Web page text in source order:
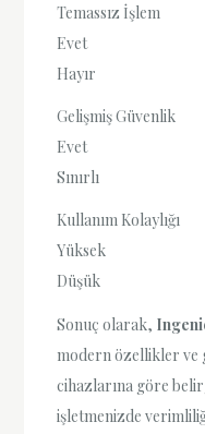
Temassız İşlem
Evet
Hayır
Gelişmiş Güvenlik
Evet
Sınırlı
Kullanım Kolaylığı
Yüksek
Düşük
Sonuç olarak,
modern özellikler ve
cihazlarına göre
işletmenizde